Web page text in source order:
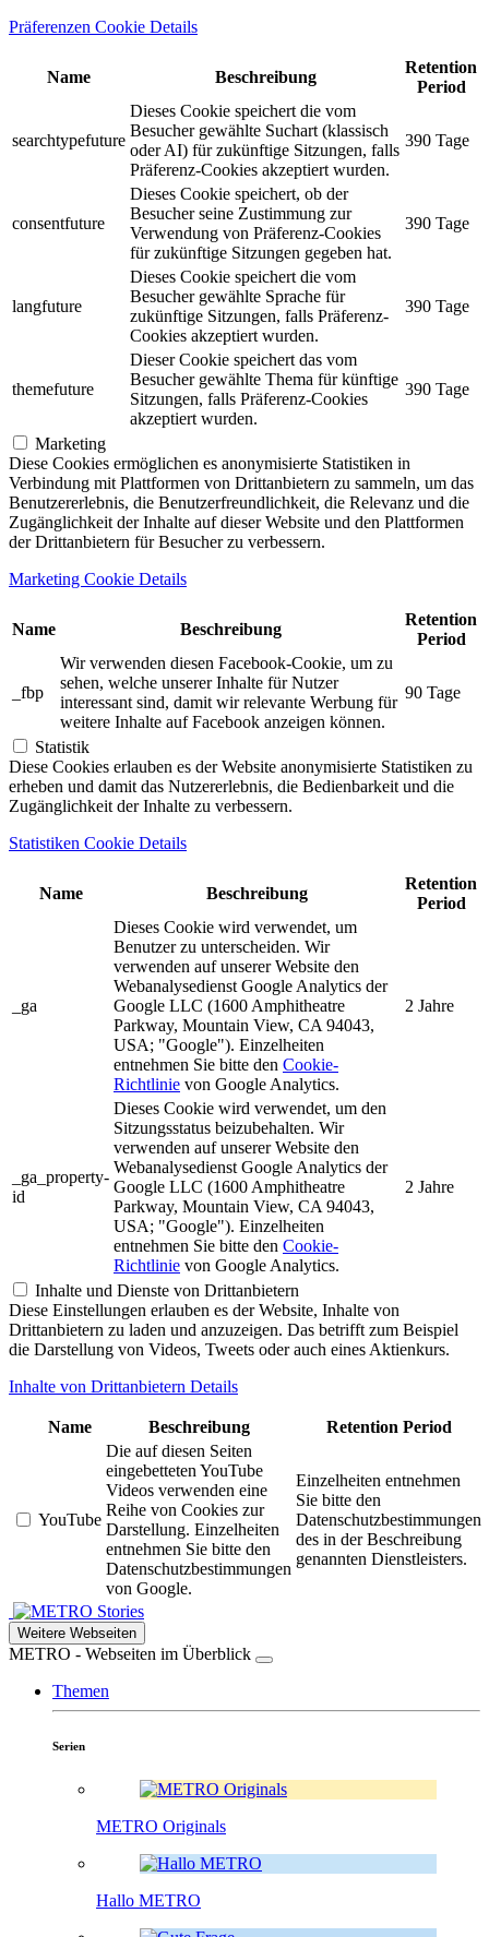
Präferenzen Cookie Details
Name Beschreibung
Retention
Period
searchtypefuture
Dieses Cookie speichert die vom
Besucher gewählte Suchart (klassisch
oder AI) für zukünftige Sitzungen, falls
Präferenz-Cookies akzeptiert wurden.
390 Tage
consentfuture
Dieses Cookie speichert, ob der
Besucher seine Zustimmung zur
Verwendung von Präferenz-Cookies
für zukünftige Sitzungen gegeben hat.
390 Tage
langfuture
Dieses Cookie speichert die vom
Besucher gewählte Sprache für
zukünftige Sitzungen, falls Präferenz-
Cookies akzeptiert wurden.
390 Tage
themefuture
Dieser Cookie speichert das vom
Besucher gewählte Thema für künftige
Sitzungen, falls Präferenz-Cookies
akzeptiert wurden.
390 Tage
Marketing
Diese Cookies ermöglichen es anonymisierte Statistiken in
Verbindung mit Plattformen von Drittanbietern zu sammeln, um das
Benutzererlebnis, die Benutzerfreundlichkeit, die Relevanz und die
Zugänglichkeit der Inhalte auf dieser Website und den Plattformen
der Drittanbietern für Besucher zu verbessern.
Marketing Cookie Details
Name Beschreibung
Retention
Period
_fbp
Wir verwenden diesen Facebook-Cookie, um zu
sehen, welche unserer Inhalte für Nutzer
interessant sind, damit wir relevante Werbung für
weitere Inhalte auf Facebook anzeigen können.
90 Tage
Statistik
Diese Cookies erlauben es der Website anonymisierte Statistiken zu
erheben und damit das Nutzererlebnis, die Bedienbarkeit und die
Zugänglichkeit der Inhalte zu verbessern.
Statistiken Cookie Details
Name Beschreibung
Retention
Period
_ga
Dieses Cookie wird verwendet, um
Benutzer zu unterscheiden. Wir
verwenden auf unserer Website den
Webanalysedienst Google Analytics der
Google LLC (1600 Amphitheatre
Parkway, Mountain View, CA 94043,
USA; "Google"). Einzelheiten
entnehmen Sie bitte den Cookie-
Richtlinie von Google Analytics.
2 Jahre
_ga_property-
id
Dieses Cookie wird verwendet, um den
Sitzungsstatus beizubehalten. Wir
verwenden auf unserer Website den
Webanalysedienst Google Analytics der
Google LLC (1600 Amphitheatre
Parkway, Mountain View, CA 94043,
USA; "Google"). Einzelheiten
entnehmen Sie bitte den Cookie-
Richtlinie von Google Analytics.
2 Jahre
Inhalte und Dienste von Drittanbietern
Diese Einstellungen erlauben es der Website, Inhalte von
Drittanbietern zu laden und anzuzeigen. Das betrifft zum Beispiel
die Darstellung von Videos, Tweets oder auch eines Aktienkurs.
Inhalte von Drittanbietern Details
Name Beschreibung Retention Period
YouTube
Die auf diesen Seiten
eingebetteten YouTube
Videos verwenden eine
Reihe von Cookies zur
Darstellung. Einzelheiten
entnehmen Sie bitte den
Datenschutzbestimmungen
von Google.
Einzelheiten entnehmen
Sie bitte den
Datenschutzbestimmungen
des in der Beschreibung
genannten Dienstleisters.
Stories
Weitere Webseiten
METRO - Webseiten im Überblick
Themen
Serien
METRO Originals
Hallo METRO